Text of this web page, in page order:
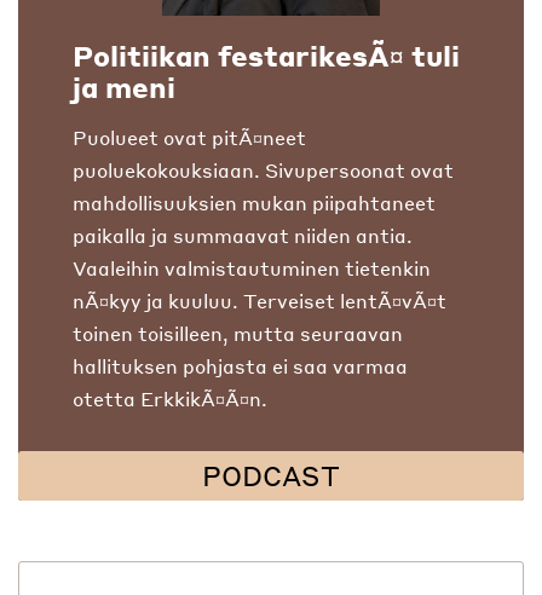
Politiikan festarikesÃ¤ tuli
ja meni
Puolueet ovat pitÃ¤neet
puoluekokouksiaan. Sivupersoonat ovat
mahdollisuuksien mukan piipahtaneet
paikalla ja summaavat niiden antia.
Vaaleihin valmistautuminen tietenkin
nÃ¤kyy ja kuuluu. Terveiset lentÃ¤vÃ¤t
toinen toisilleen, mutta seuraavan
hallituksen pohjasta ei saa varmaa
otetta ErkkikÃ¤Ã¤n.
PODCAST